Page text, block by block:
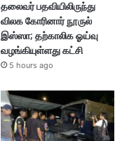
தலைவர் பதவியிலிருந்து
விலக கோரினார் நூருல்
இஸ்ஸா; தற்காலிக ஓய்வு
வழங்கியுள்ளது கட்சி
5 hours ago